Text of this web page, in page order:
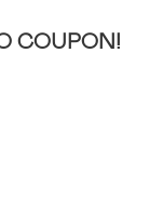
COUPON!